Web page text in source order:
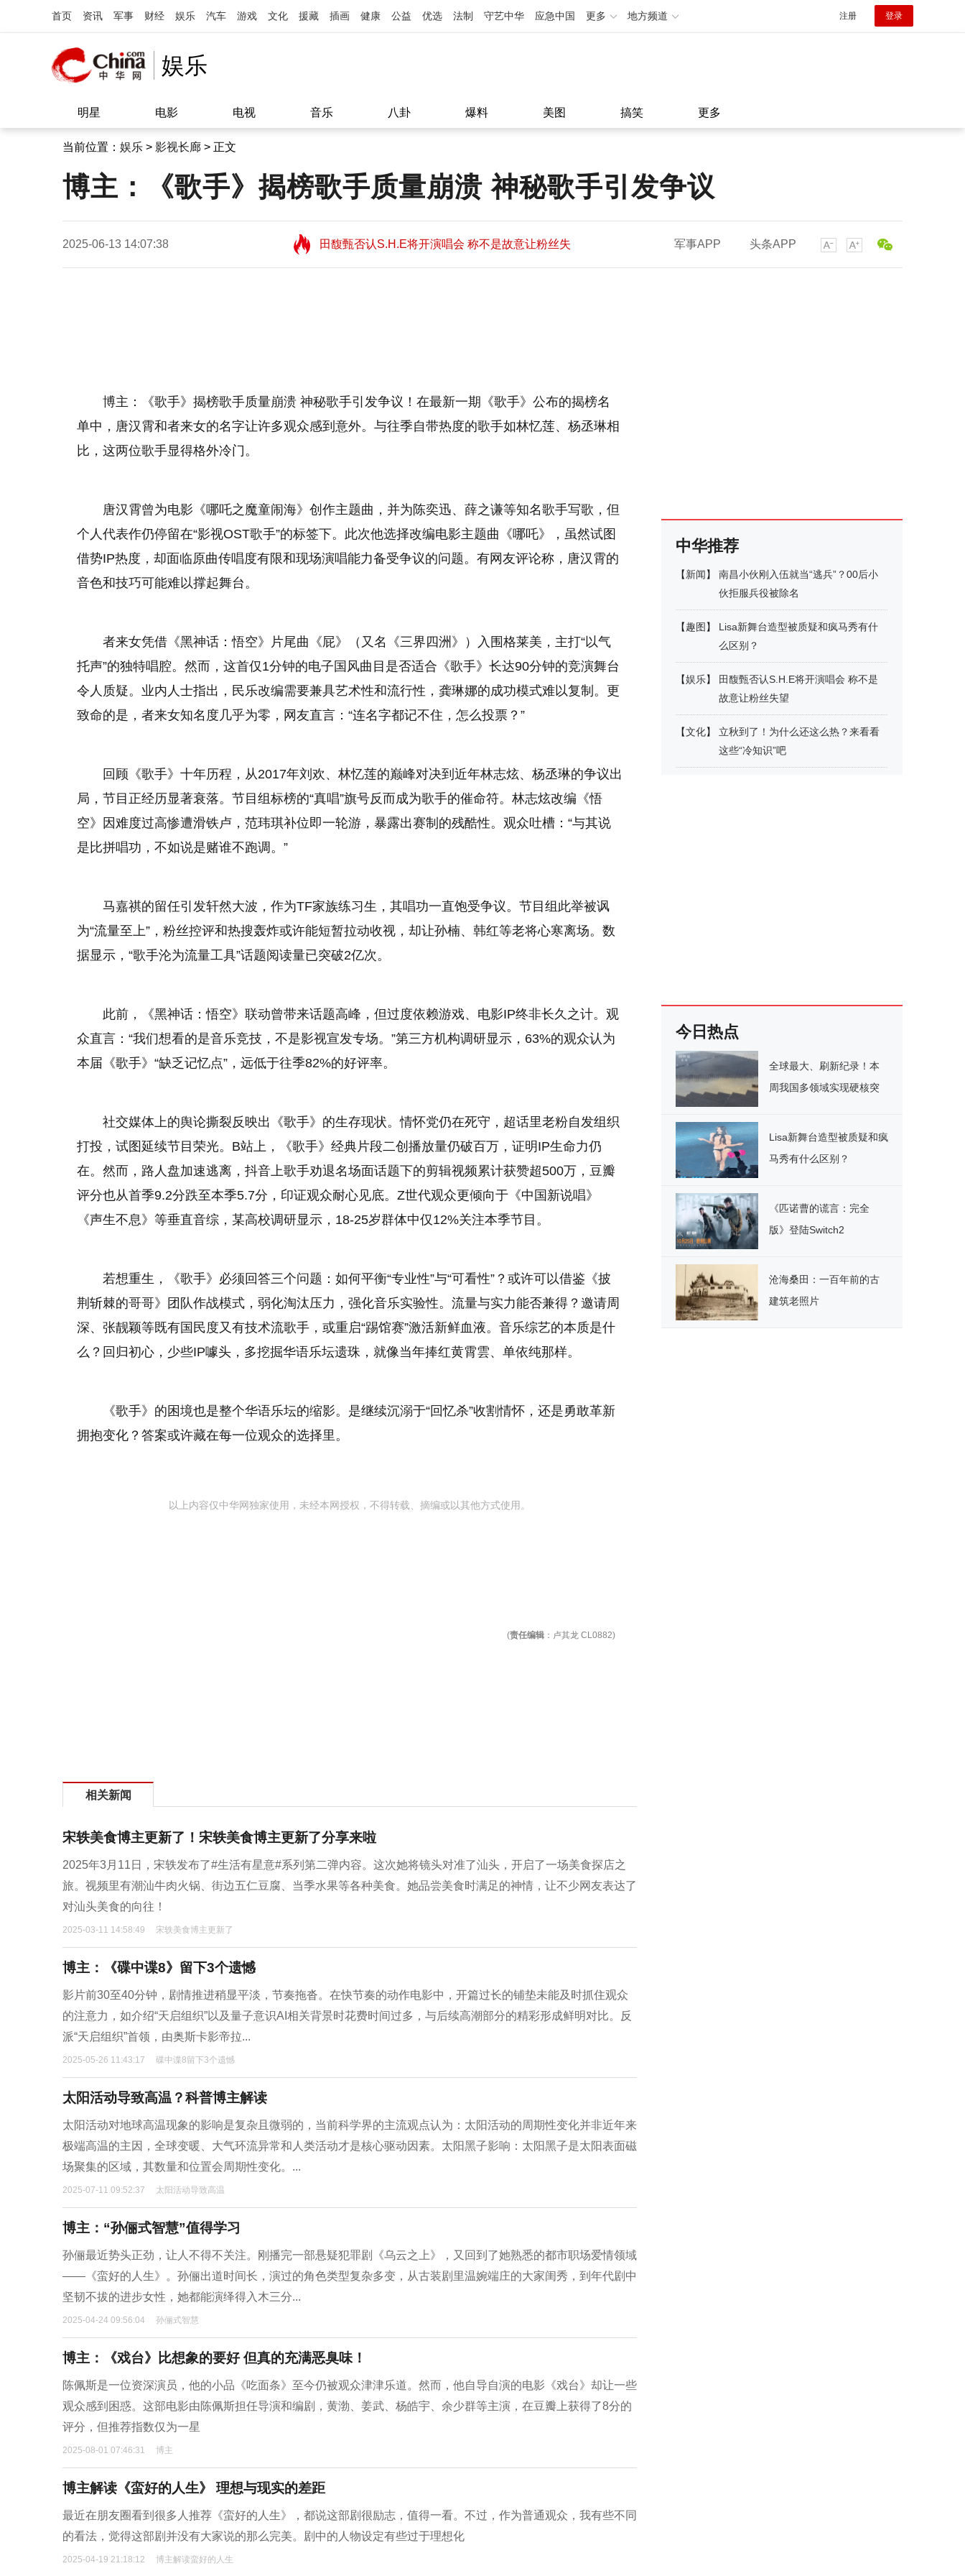
首页 资讯 军事 财经 娱乐 汽车 游戏 文化 援藏 插画 健康 公益 优选 法制 守艺中华 应急中国 更多 地方频道 注册 登录
娱乐
明星 电影 电视 音乐 八卦 爆料 美图 搞笑 更多
当前位置： 娱乐 > 影视长廊 > 正文
博主：《歌手》揭榜歌手质量崩溃 神秘歌手引发争议
2025-06-13 14:07:38
田馥甄否认S.H.E将开演唱会 称不是故意让粉丝失
望11:08
田馥甄否认S.H.E将开演唱会 称不是故意让粉丝失
军事APP 头条APP
博主：《歌手》揭榜歌手质量崩溃 神秘歌手引发争议！在最新一期《歌手》公布的揭榜名
单中，唐汉霄和者来女的名字让许多观众感到意外。与往季自带热度的歌手如林忆莲、杨丞琳相
比，这两位歌手显得格外冷门。
唐汉霄曾为电影《哪吒之魔童闹海》创作主题曲，并为陈奕迅、薛之谦等知名歌手写歌，但
个人代表作仍停留在“影视OST歌手”的标签下。此次他选择改编电影主题曲《哪吒》，虽然试图
借势IP热度，却面临原曲传唱度有限和现场演唱能力备受争议的问题。有网友评论称，唐汉霄的
音色和技巧可能难以撑起舞台。
者来女凭借《黑神话：悟空》片尾曲《屁》（又名《三界四洲》）入围格莱美，主打“以气
托声”的独特唱腔。然而，这首仅1分钟的电子国风曲目是否适合《歌手》长达90分钟的竞演舞台
令人质疑。业内人士指出，民乐改编需要兼具艺术性和流行性，龚琳娜的成功模式难以复制。更
致命的是，者来女知名度几乎为零，网友直言：“连名字都记不住，怎么投票？”
回顾《歌手》十年历程，从2017年刘欢、林忆莲的巅峰对决到近年林志炫、杨丞琳的争议出
局，节目正经历显著衰落。节目组标榜的“真唱”旗号反而成为歌手的催命符。林志炫改编《悟
空》因难度过高惨遭滑铁卢，范玮琪补位即一轮游，暴露出赛制的残酷性。观众吐槽：“与其说
是比拼唱功，不如说是赌谁不跑调。”
马嘉祺的留任引发轩然大波，作为TF家族练习生，其唱功一直饱受争议。节目组此举被讽
为“流量至上”，粉丝控评和热搜轰炸或许能短暂拉动收视，却让孙楠、韩红等老将心寒离场。数
据显示，“歌手沦为流量工具”话题阅读量已突破2亿次。
此前，《黑神话：悟空》联动曾带来话题高峰，但过度依赖游戏、电影IP终非长久之计。观
众直言：“我们想看的是音乐竞技，不是影视宣发专场。”第三方机构调研显示，63%的观众认为
本届《歌手》“缺乏记忆点”，远低于往季82%的好评率。
社交媒体上的舆论撕裂反映出《歌手》的生存现状。情怀党仍在死守，超话里老粉自发组织
打投，试图延续节目荣光。B站上，《歌手》经典片段二创播放量仍破百万，证明IP生命力仍
在。然而，路人盘加速逃离，抖音上歌手劝退名场面话题下的剪辑视频累计获赞超500万，豆瓣
评分也从首季9.2分跌至本季5.7分，印证观众耐心见底。Z世代观众更倾向于《中国新说唱》
《声生不息》等垂直音综，某高校调研显示，18-25岁群体中仅12%关注本季节目。
若想重生，《歌手》必须回答三个问题：如何平衡“专业性”与“可看性”？或许可以借鉴《披
荆斩棘的哥哥》团队作战模式，弱化淘汰压力，强化音乐实验性。流量与实力能否兼得？邀请周
深、张靓颖等既有国民度又有技术流歌手，或重启“踢馆赛”激活新鲜血液。音乐综艺的本质是什
么？回归初心，少些IP噱头，多挖掘华语乐坛遗珠，就像当年捧红黄霄雲、单依纯那样。
《歌手》的困境也是整个华语乐坛的缩影。是继续沉溺于“回忆杀”收割情怀，还是勇敢革新
拥抱变化？答案或许藏在每一位观众的选择里。
以上内容仅中华网独家使用，未经本网授权，不得转载、摘编或以其他方式使用。
(责任编辑 ：卢其龙 CL0882)
相关新闻
宋轶美食博主更新了！宋轶美食博主更新了分享来啦
2025年3月11日，宋轶发布了#生活有星意#系列第二弹内容。这次她将镜头对准了汕头，开启了一场美食探店之
旅。视频里有潮汕牛肉火锅、街边五仁豆腐、当季水果等各种美食。她品尝美食时满足的神情，让不少网友表达了
对汕头美食的向往！
2025-03-11 14:58:49 宋轶美食博主更新了
博主：《碟中谍8》留下3个遗憾
影片前30至40分钟，剧情推进稍显平淡，节奏拖沓。在快节奏的动作电影中，开篇过长的铺垫未能及时抓住观众
的注意力，如介绍“天启组织”以及量子意识AI相关背景时花费时间过多，与后续高潮部分的精彩形成鲜明对比。反
派“天启组织”首领，由奥斯卡影帝拉...
2025-05-26 11:43:17 碟中谍8留下3个遗憾
太阳活动导致高温？科普博主解读
太阳活动对地球高温现象的影响是复杂且微弱的，当前科学界的主流观点认为：太阳活动的周期性变化并非近年来
极端高温的主因，全球变暖、大气环流异常和人类活动才是核心驱动因素。太阳黑子影响：太阳黑子是太阳表面磁
场聚集的区域，其数量和位置会周期性变化。...
2025-07-11 09:52:37 太阳活动导致高温
博主：“孙俪式智慧”值得学习
孙俪最近势头正劲，让人不得不关注。刚播完一部悬疑犯罪剧《乌云之上》，又回到了她熟悉的都市职场爱情领域
——《蛮好的人生》。孙俪出道时间长，演过的角色类型复杂多变，从古装剧里温婉端庄的大家闺秀，到年代剧中
坚韧不拔的进步女性，她都能演绎得入木三分...
2025-04-24 09:56:04 孙俪式智慧
博主：《戏台》比想象的要好 但真的充满恶臭味！
陈佩斯是一位资深演员，他的小品《吃面条》至今仍被观众津津乐道。然而，他自导自演的电影《戏台》却让一些
观众感到困惑。这部电影由陈佩斯担任导演和编剧，黄渤、姜武、杨皓宇、余少群等主演，在豆瓣上获得了8分的
评分，但推荐指数仅为一星
2025-08-01 07:46:31 博主
博主解读《蛮好的人生》 理想与现实的差距
最近在朋友圈看到很多人推荐《蛮好的人生》，都说这部剧很励志，值得一看。不过，作为普通观众，我有些不同
的看法，觉得这部剧并没有大家说的那么完美。剧中的人物设定有些过于理想化
2025-04-19 21:18:12 博主解读蛮好的人生
中华推荐
【新闻】
南昌小伙刚入伍就当“逃兵”？00后小
伙拒服兵役被除名
【趣图 】
Lisa新舞台造型被质疑和疯马秀有什
么区别？
【娱乐】
田馥甄否认S.H.E将开演唱会 称不是
故意让粉丝失望
【文化】
立秋到了！为什么还这么热？来看看
这些“冷知识”吧
今日热点
全球最大、刷新纪录！本
周我国多领域实现硬核突
Lisa新舞台造型被质疑和疯
马秀有什么区别？
《匹诺曹的谎言：完全
版》登陆Switch2
沧海桑田：一百年前的古
建筑老照片